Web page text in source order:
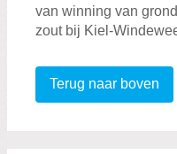
van winning van
zout bij Kiel-
Terug naar boven